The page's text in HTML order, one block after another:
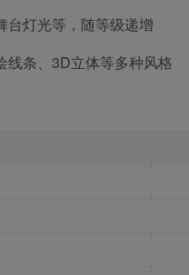
台灯光等，随等级递增
线条、3D立体等多种风格